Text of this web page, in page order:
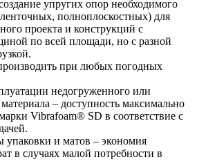
упругих опор необходимого
полноплоскостных) для
проекта и конструкций с
по всей площади, но с разной
при любых погодных
недогруженного или
– доступность максимально
Vibrafoam® SD в соответствие с
упаковки и матов – экономия
в случаях малой потребности в